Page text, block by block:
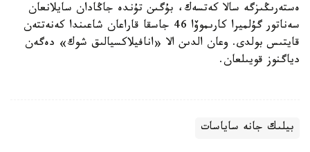
ەستەرىڭىزگە سالا كەتسەك، بۇگىن تۇندە جاڭادان سايلانعان
سەناتور گۇلميرا كارىموۆا 46 جاسقا قاراعان شاعىندا كەنەتتەن
قايتىس بولدى. وعان الدىن الا «انافيلاكسيالىق شوك» دەگەن
دياگنوز قويىلعان.
بيلىك جانە ساياسات